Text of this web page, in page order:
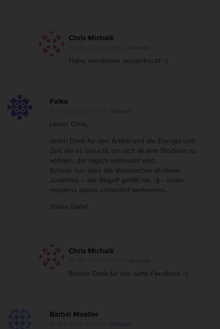
Chris Michalk
- Antwort
Haha, wunderbar ausgedrückt ;-)
Falko
- Antwort
Lieber Chris,
vielen Dank für den Artikel und die Energie und
Zeit, die es braucht, um sich all dem Blödsinn zu
widmen, der täglich verbreitet wird.
Schade nur, dass die Verursacher all dieser
Junkinfos – der Begriff gefällt mir :-)) – leider
meistens davon unberührt weiterirren…
Vielen Dank!
Chris Michalk
- Antwort
Besten Dank für das nette Feedback ;-)
Bärbel Moeller
- Antwort